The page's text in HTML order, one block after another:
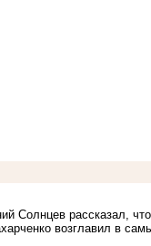
Солнцев рассказал,
возглавил в